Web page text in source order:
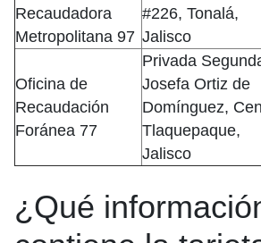
Recaudadora
Metropolitana 97
#226, Tonalá,
Jalisco
Oficina de
Recaudación
Foránea 77
Privada
Josefa Ortiz de
Domínguez,
Tlaquepaque,
Jalisco
¿Qué